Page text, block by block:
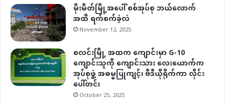
မိုးမိတ်မြို့အပေါ် စစ်အုပ်စု ဘယ်လောက်
အထိ ရက်စက်ခဲ့လဲ
November 12, 2025
စလင်းမြို့ အထက ကျောင်းမှာ G-10
ကျောင်းသူကို ကျောင်းသား လေးယောက်က
အုပ်စုဖွဲ့ အဓမ္မပြုကျင့်၊ ဗီဒီယိုရိုက်ကာ လိုင်း
ပေါ်တင်၊
October 25, 2025